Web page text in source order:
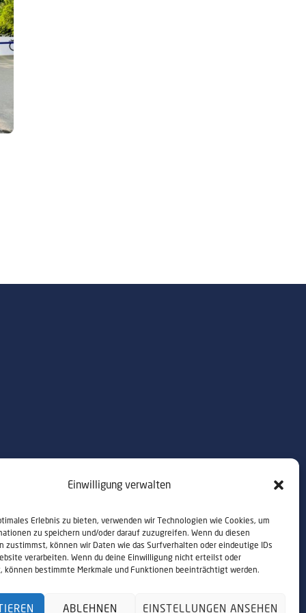
Einwilligung verwalten
Erlebnis zu bieten, verwenden wir Technologien wie Cookies, um
zu speichern und/oder darauf zuzugreifen. Wenn du diesen
zustimmst, können wir Daten wie das Surfverhalten oder eindeutige IDs
verarbeiten. Wenn du deine Einwilligung nicht erteilst oder
können bestimmte Merkmale und Funktionen beeinträchtigt werden.
ABLEHNEN EINSTELLUNGEN ANSEHEN